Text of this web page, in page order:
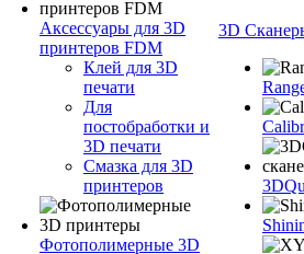
Аксессуары для 3D
принтеров FDM
Клей для 3D
печати
Для
постобработки и
3D печати
Смазка для 3D
принтеров
Фотополимерные 3D
3D